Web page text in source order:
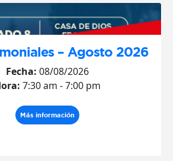
– Agosto 2026
Fecha: 08/08/2026
7:30 am - 7:00 pm
Más información